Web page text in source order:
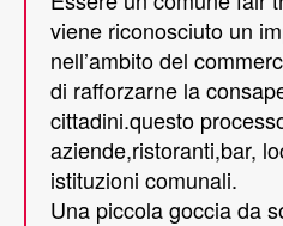
viene riconosciuto un
nell’ambito del
di rafforzarne la
cittadini.questo
aziende,ristoranti,bar,
istituzioni comunali.
Una piccola goccia da